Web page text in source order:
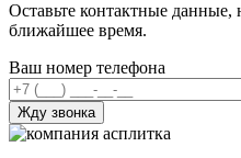
Оставьте контактные
ближайшее время.
Ваш номер телефона